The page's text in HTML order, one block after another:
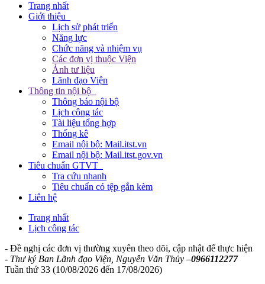
Trang nhất
Giới thiệu
Lịch sử phát triển
Năng lực
Chức năng và nhiệm vụ
Các đơn vị thuộc Viện
Ảnh tư liệu
Lãnh đạo Viện
Thông tin nội bộ
Thông báo nội bộ
Lịch công tác
Tài liệu tổng hợp
Thống kê
Email nội bộ: Mail.itst.vn
Email nội bộ: Mail.itst.gov.vn
Tiêu chuẩn GTVT
Tra cứu nhanh
Tiêu chuẩn có tệp gắn kèm
Liên hệ
Trang nhất
Lịch công tác
- Đề nghị các đơn vị thường xuyên theo dõi, cập nhật để thực hiện
- Thư ký Ban Lãnh đạo Viện, Nguyễn Văn Thủy –0966112277
Tuần thứ 33 (10/08/2026 đến 17/08/2026)